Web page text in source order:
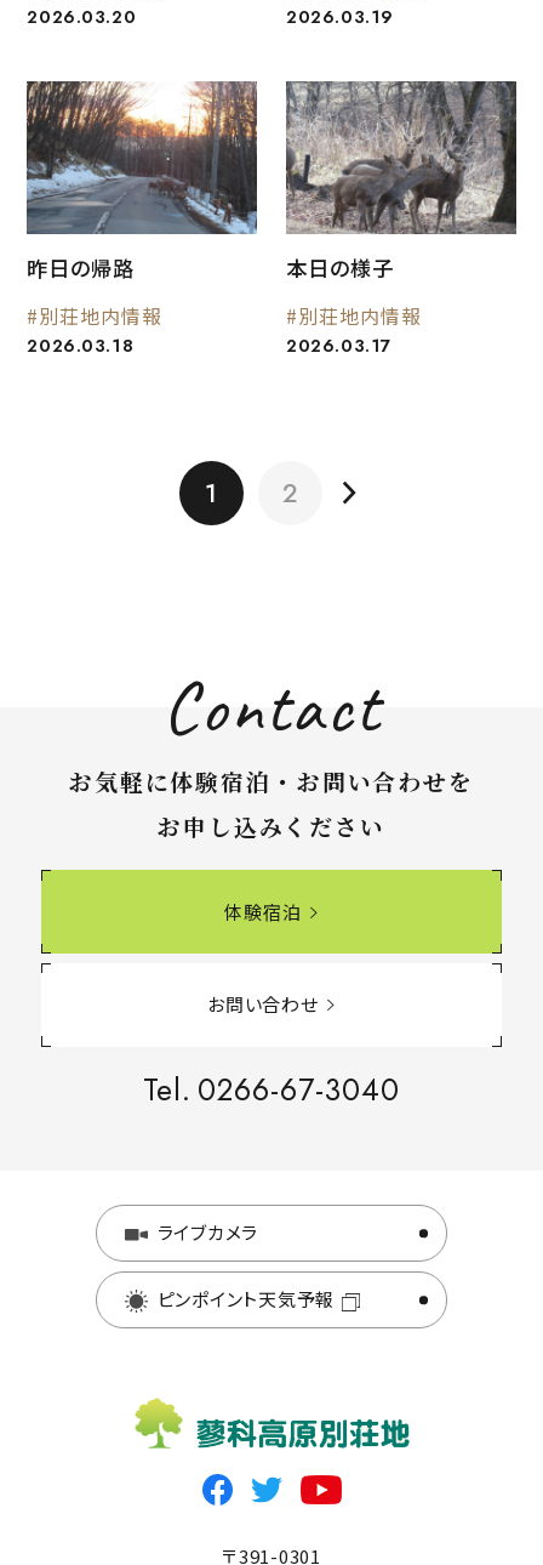
2026.03.20 2026.03.19
昨日の帰路
#別荘地内情報
2026.03.18
本日の様子
#別荘地内情報
2026.03.17
1 2
Contact
お気軽に体験宿泊・お問い合わせを
お申し込みください
体験宿泊
お問い合わせ
Tel. 0266-67-3040
ライブカメラ
ピンポイント天気予報
〒391-0301